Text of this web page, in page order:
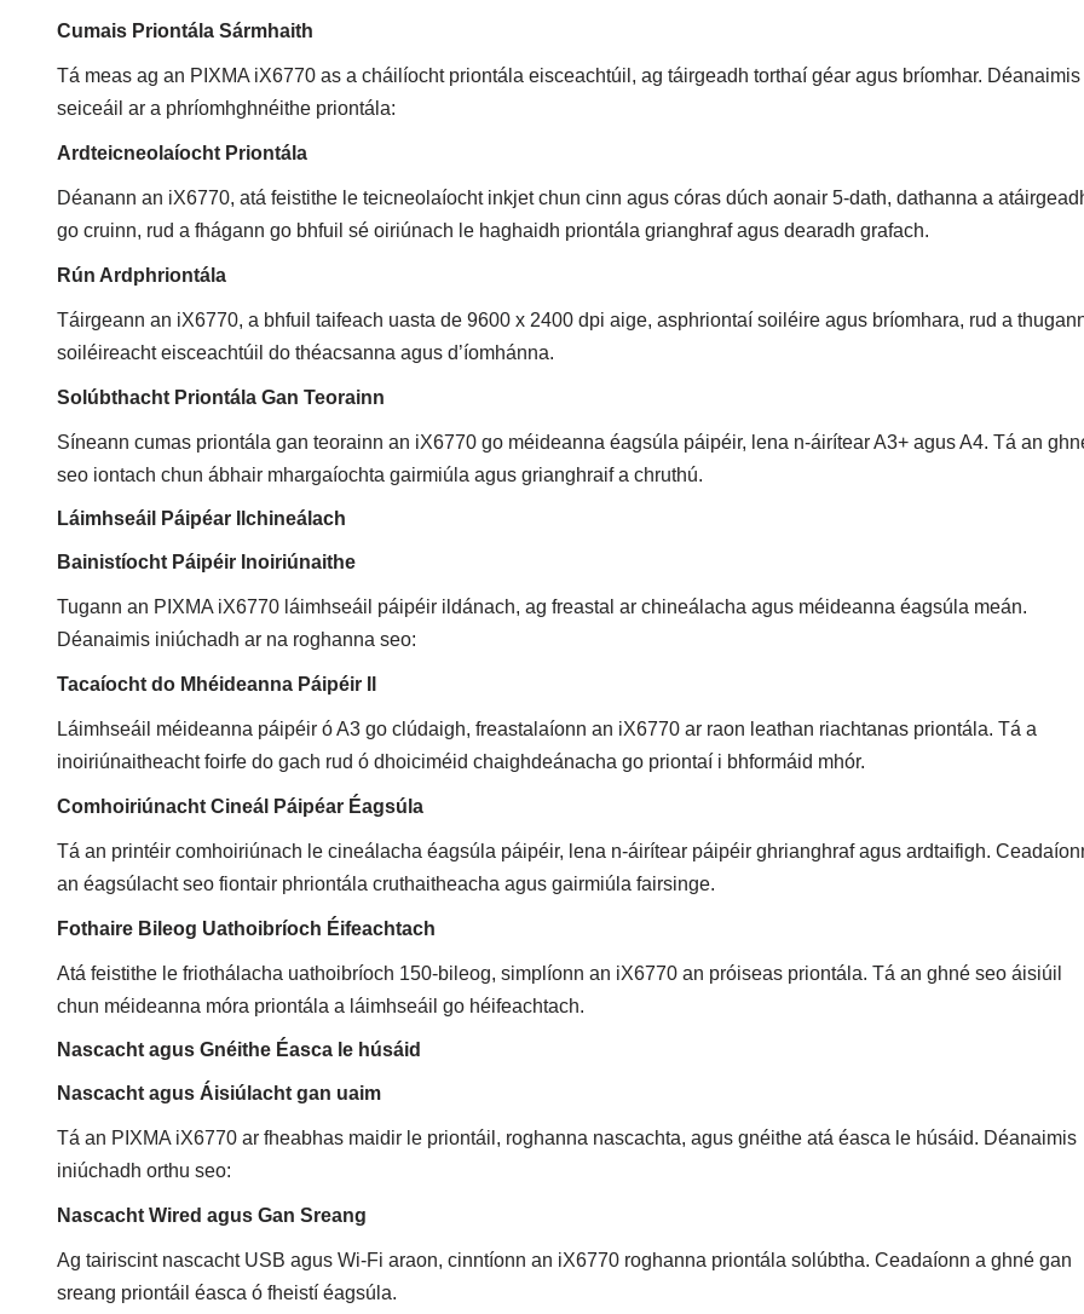
Cumais Priontála Sármhaith
Tá meas ag an PIXMA iX6770 as a cháilíocht priontála eisceachtúil, ag táirgeadh torthaí géar agus bríomhar. Déanaimis
seiceáil ar a phríomhghnéithe priontála:
Ardteicneolaíocht Priontála
Déanann an iX6770, atá feistithe le teicneolaíocht inkjet chun cinn agus córas dúch aonair 5-dath, dathanna a
go cruinn, rud a fhágann go bhfuil sé oiriúnach le haghaidh priontála grianghraf agus dearadh grafach.
Rún Ardphriontála
Táirgeann an iX6770, a bhfuil taifeach uasta de 9600 x 2400 dpi aige, asphriontaí soiléire agus bríomhara, rud a
soiléireacht eisceachtúil do théacsanna agus d’íomhánna.
Solúbthacht Priontála Gan Teorainn
Síneann cumas priontála gan teorainn an iX6770 go méideanna éagsúla páipéir, lena n-áirítear A3+ agus A4. Tá an
seo iontach chun ábhair mhargaíochta gairmiúla agus grianghraif a chruthú.
Láimhseáil Páipéar Ilchineálach
Bainistíocht Páipéir Inoiriúnaithe
Tugann an PIXMA iX6770 láimhseáil páipéir ildánach, ag freastal ar chineálacha agus méideanna éagsúla meán.
Déanaimis iniúchadh ar na roghanna seo:
Tacaíocht do Mhéideanna Páipéir Il
Láimhseáil méideanna páipéir ó A3 go clúdaigh, freastalaíonn an iX6770 ar raon leathan riachtanas priontála. Tá a
inoiriúnaitheacht foirfe do gach rud ó dhoiciméid chaighdeánacha go priontaí i bhformáid mhór.
Comhoiriúnacht Cineál Páipéar Éagsúla
Tá an printéir comhoiriúnach le cineálacha éagsúla páipéir, lena n-áirítear páipéir ghrianghraf agus ardtaifigh.
an éagsúlacht seo fiontair phriontála cruthaitheacha agus gairmiúla fairsinge.
Fothaire Bileog Uathoibríoch Éifeachtach
Atá feistithe le friothálacha uathoibríoch 150-bileog, simplíonn an iX6770 an próiseas priontála. Tá an ghné seo áisiúil
chun méideanna móra priontála a láimhseáil go héifeachtach.
Nascacht agus Gnéithe Éasca le húsáid
Nascacht agus Áisiúlacht gan uaim
Tá an PIXMA iX6770 ar fheabhas maidir le priontáil, roghanna nascachta, agus gnéithe atá éasca le húsáid. Déanaimis
iniúchadh orthu seo:
Nascacht Wired agus Gan Sreang
Ag tairiscint nascacht USB agus Wi-Fi araon, cinntíonn an iX6770 roghanna priontála solúbtha. Ceadaíonn a ghné gan
sreang priontáil éasca ó fheistí éagsúla.